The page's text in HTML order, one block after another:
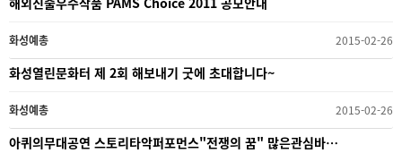
화성예총 2015-02-26
화성열린문화터 제 2회 해보내기 굿에 초대합니다~
화성예총 2015-02-26
아퀴의무대공연 스토리타악퍼포먼스"전쟁의 꿈" 많은관심바…